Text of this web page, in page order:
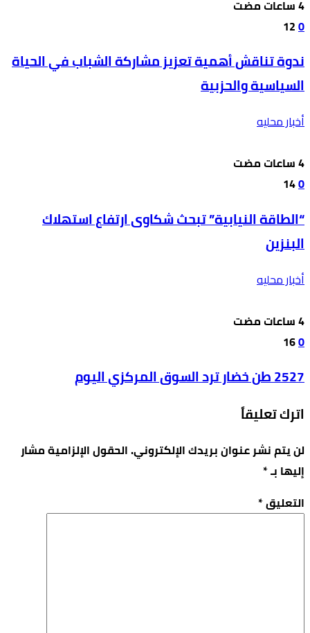
0
12
ندوة تناقش أهمية تعزيز مشاركة الشباب في الحياة
السياسية والحزبية
أخبار محليه
0
14
“الطاقة النيابية” تبحث شكاوى ارتفاع استهلاك
البنزين
أخبار محليه
0
16
2527 طن خضار ترد السوق المركزي اليوم
اترك تعليقاً
لن يتم نشر عنوان بريدك الإلكتروني.الحقول الإلزامية مشار
إليها بـ*
التعليق*